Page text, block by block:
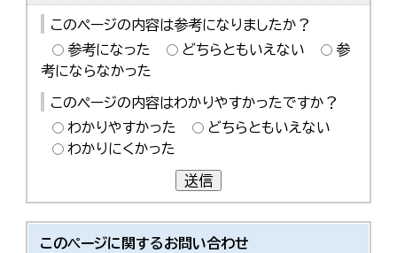
このページの内容は参考になりましたか？
参考になった
どちらともいえない
参
考にならなかった
このページの内容はわかりやすかったですか？
わかりやすかった
どちらともいえない
わかりにくかった
送信
このページに関するお問い合わせ